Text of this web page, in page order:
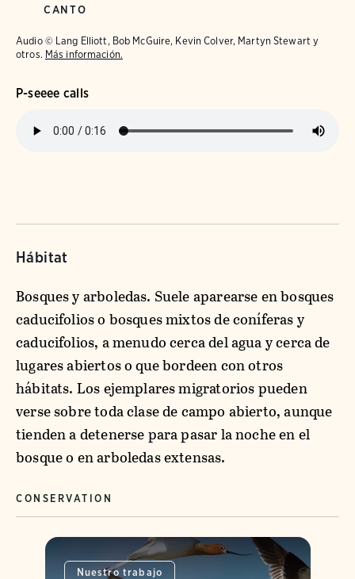
CANTO
Audio © Lang Elliott, Bob McGuire, Kevin Colver, Martyn Stewart y
otros. Más información.
P-seeee calls
Hábitat
Bosques y arboledas. Suele aparearse en bosques
caducifolios o bosques mixtos de coníferas y
caducifolios, a menudo cerca del agua y cerca de
lugares abiertos o que bordeen con otros
hábitats. Los ejemplares migratorios pueden
verse sobre toda clase de campo abierto, aunque
tienden a detenerse para pasar la noche en el
bosque o en arboledas extensas.
CONSERVATION
Nuestro trabajo